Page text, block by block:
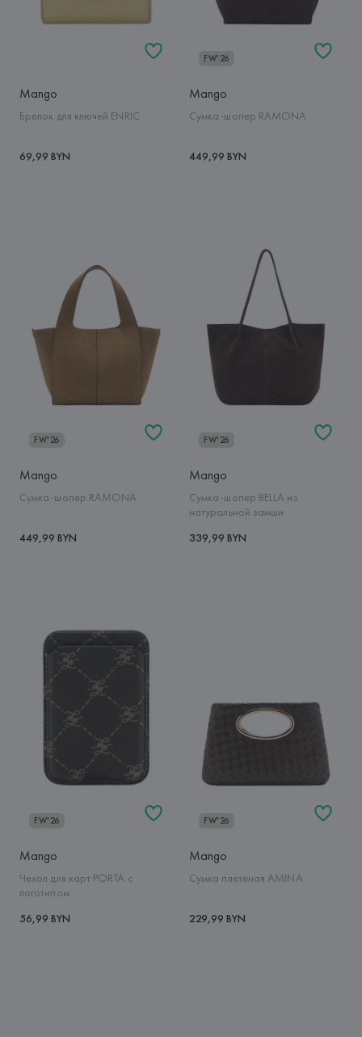
Mango
Брелок для ключей ENRIC
69,99 BYN
FW'26
Mango
Сумка-шопер RAMONA
449,99 BYN
FW'26
Mango
Сумка-шопер RAMONA
449,99 BYN
FW'26
Mango
Сумка-шопер BELLA из
натуральной замши
339,99 BYN
FW'26
Mango
Чехол для карт PORTA с
логотипом
56,99 BYN
FW'26
Mango
Сумка плетеная AMINA
229,99 BYN